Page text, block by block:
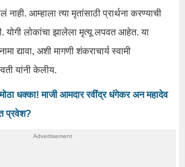
नाही. आम्हाला त्या मृतांसाठी प्रार्थना करण्याची
योगी लोकांचा झालेला मृत्यू लपवत आहेत. या
द्यावा, अशी मागणी शंकराचार्य स्वामी
यांनी केलीय.
धक्का! माजी आमदार रवींद्र धंगेकर अन महादेव
प्रवेश?